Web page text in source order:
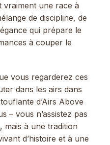
vraiment une race à
de discipline, de
qui prépare le
à couper le
vous regarderez ces
dans les airs dans
d’Airs Above
– vous n’assistez pas
mais à une tradition
d’histoire et à une